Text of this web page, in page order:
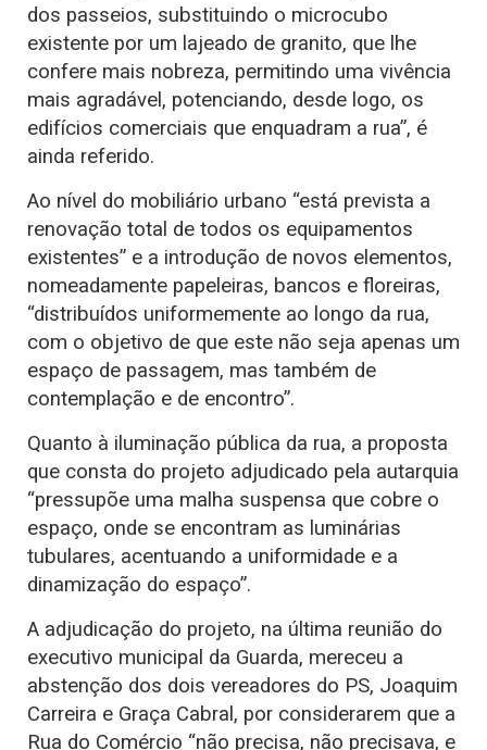
dos passeios, substituindo o microcubo
existente por um lajeado de granito, que lhe
confere mais nobreza, permitindo uma vivência
mais agradável, potenciando, desde logo, os
edifícios comerciais que enquadram a rua”, é
ainda referido.
Ao nível do mobiliário urbano “está prevista a
renovação total de todos os equipamentos
existentes” e a introdução de novos elementos,
nomeadamente papeleiras, bancos e floreiras,
“distribuídos uniformemente ao longo da rua,
com o objetivo de que este não seja apenas um
espaço de passagem, mas também de
contemplação e de encontro”.
Quanto à iluminação pública da rua, a proposta
que consta do projeto adjudicado pela autarquia
“pressupõe uma malha suspensa que cobre o
espaço, onde se encontram as luminárias
tubulares, acentuando a uniformidade e a
dinamização do espaço”.
A adjudicação do projeto, na última reunião do
executivo municipal da Guarda, mereceu a
abstenção dos dois vereadores do PS, Joaquim
Carreira e Graça Cabral, por considerarem que a
Rua do Comércio “não precisa, não precisava, e